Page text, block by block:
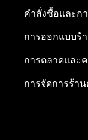
คำสั่งซื้อและก
การออกแบบร้
การตลาดและ
การจัดการร้า